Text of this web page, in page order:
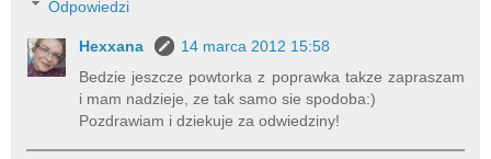
Odpowiedzi
Hexxana
14 marca 2012 15:58
Bedzie jeszcze powtorka z poprawka takze zapraszam
i mam nadzieje, ze tak samo sie spodoba:)
Pozdrawiam i dziekuje za odwiedziny!